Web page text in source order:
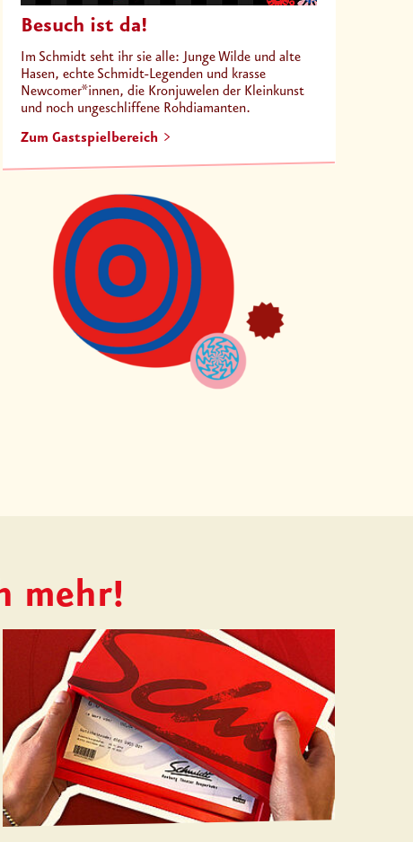
Besuch ist da!
Im Schmidt seht ihr sie alle: Junge Wilde und alte
Hasen, echte Schmidt-Legenden und krasse
Newcomer*innen, die Kronjuwelen der Kleinkunst
und noch ungeschliffene Rohdiamanten.
Zum Gastspielbereich
mehr!